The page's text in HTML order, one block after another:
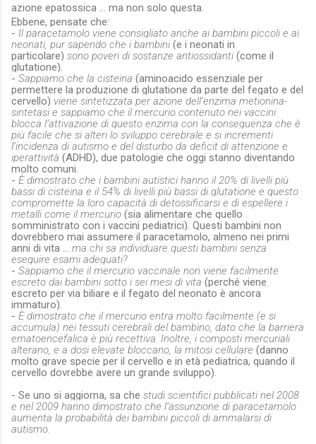
azione epatossica … ma non solo questa.
Ebbene, pensate che:
- Il paracetamolo viene consigliato anche ai bambini piccoli e ai
neonati, pur sapendo che i bambini (e i neonati in
particolare) sono poveri di sostanze antiossidanti (come il
glutatione).
- Sappiamo che la cisteina (aminoacido essenziale per
permettere la produzione di glutatione da parte del fegato e del
cervello) viene sintetizzata per azione dell’enzima metionina-
sintetasi e sappiamo che il mercurio contenuto nei vaccini
blocca l’attivazione di questo enzima con la conseguenza che è
più facile che si alteri lo sviluppo cerebrale e si incrementi
l’incidenza di autismo e del disturbo da deficit di attenzione e
iperattività (ADHD), due patologie che oggi stanno diventando
molto comuni.
- È dimostrato che i bambini autistici hanno il 20% di livelli più
bassi di cisteina e il 54% di livelli più bassi di glutatione e questo
compromette la loro capacità di detossificarsi e di espellere i
metalli come il mercurio (sia alimentare che quello
somministrato con i vaccini pediatrici). Questi bambini non
dovrebbero mai assumere il paracetamolo, almeno nei primi
anni di vita … ma chi sa individuare questi bambini senza
eseguire esami adeguati?
- Sappiamo che il mercurio vaccinale non viene facilmente
escreto dai bambini sotto i sei mesi di vita (perché viene
escreto per via biliare e il fegato del neonato è ancora
immaturo).
- È dimostrato che il mercurio entra molto facilmente (e si
accumula) nei tessuti cerebrali del bambino, dato che la barriera
ematoencefalica è più recettiva. Inoltre, i composti mercuriali
alterano, e a dosi elevate bloccano, la mitosi cellulare (danno
molto grave specie per il cervello e in età pediatrica, quando il
cervello dovrebbe avere un grande sviluppo).
- Se uno si aggiorna, sa che studi scientifici pubblicati nel 2008
e nel 2009 hanno dimostrato che l’assunzione di paracetamolo
aumenta la probabilità dei bambini piccoli di ammalarsi di
autismo.